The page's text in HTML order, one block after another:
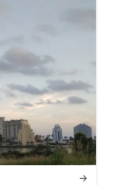
→